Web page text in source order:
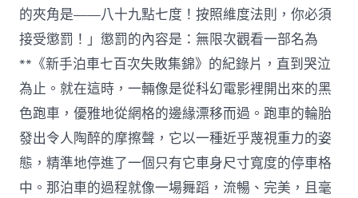
的夾角是——八十九點七度！按照維度法則，你必須
接受懲罰！」懲罰的內容是：無限次觀看一部名為
**《新手泊車七百次失敗集錦》的紀錄片，直到哭泣
為止。就在這時，一輛像是從科幻電影裡開出來的黑
色跑車，優雅地從網格的邊緣漂移而過。跑車的輪胎
發出令人陶醉的摩擦聲，它以一種近乎蔑視重力的姿
態，精準地停進了一個只有它車身尺寸寬度的停車格
中。那泊車的過程就像一場舞蹈，流暢、完美，且毫